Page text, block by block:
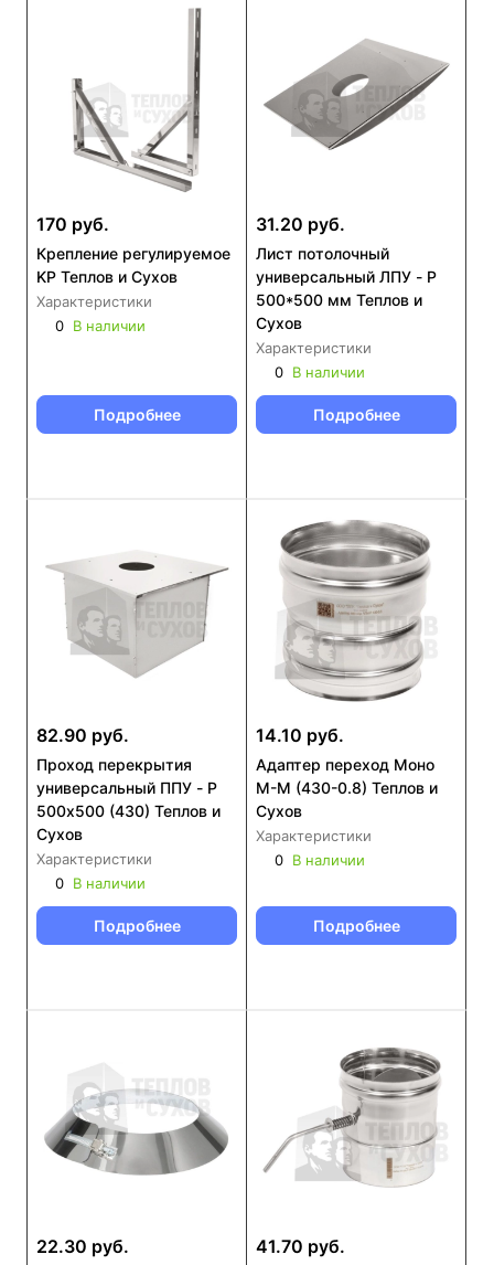
170 руб.
Крепление регулируемое
KP Теплов и Сухов
Характеристики
0 В наличии
Подробнее
31.20 руб.
Лист потолочный
универсальный ЛПУ - Р
500*500 мм Теплов и
Сухов
Характеристики
0 В наличии
Подробнее
82.90 руб.
Проход перекрытия
универсальный ППУ - Р
500х500 (430) Теплов и
Сухов
Характеристики
0 В наличии
Подробнее
14.10 руб.
Адаптер переход Моно
М-М (430-0.8) Теплов и
Сухов
Характеристики
0 В наличии
Подробнее
22.30 руб. 41.70 руб.